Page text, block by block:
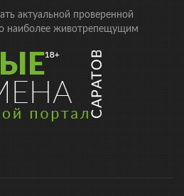
актуальной проверенной
наиболее животрепещущим